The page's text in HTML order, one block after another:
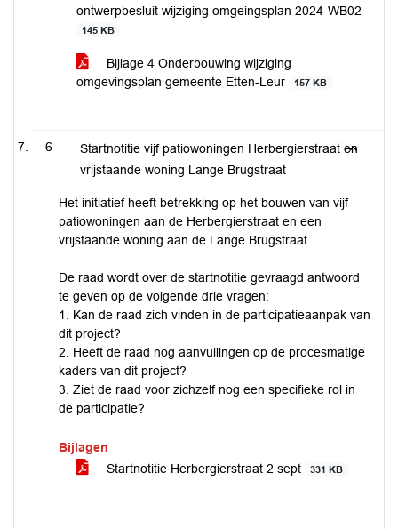
ontwerpbesluit wijziging omgeingsplan 2024-WB02
145 KB
Bijlage 4 Onderbouwing wijziging
omgevingsplan gemeente Etten-Leur
157 KB
6
Startnotitie vijf patiowoningen Herbergierstraat en
vrijstaande woning Lange Brugstraat
Het initiatief heeft betrekking op het bouwen van vijf
patiowoningen aan de Herbergierstraat en een
vrijstaande woning aan de Lange Brugstraat.
De raad wordt over de startnotitie gevraagd antwoord
te geven op de volgende drie vragen:
1. Kan de raad zich vinden in de participatieaanpak van
dit project?
2. Heeft de raad nog aanvullingen op de procesmatige
kaders van dit project?
3. Ziet de raad voor zichzelf nog een specifieke rol in
de participatie?
Bijlagen
Startnotitie Herbergierstraat 2 sept
331 KB